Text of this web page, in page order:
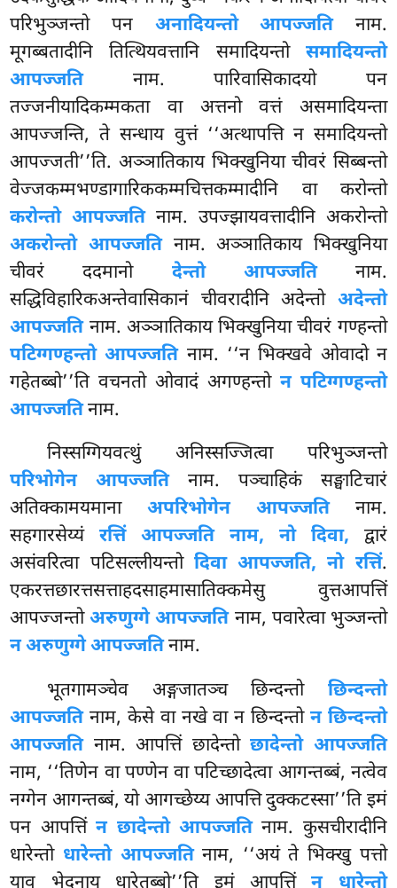
परिभुञ्जन्तो पन अनादियन्तो आपज्जतिनाम.
मूगब्बतादीनि तित्थियवत्तानि समादियन्तो समादियन्तो
आपज्जतिनाम. पारिवासिकादयो पन
तज्जनीयादिकम्मकता वा अत्तनो वत्तं असमादियन्ता
आपज्जन्ति, ते सन्धाय वुत्तं ‘‘अत्थापत्ति न समादियन्तो
आपज्जती’’ति. अञ्ञातिकाय भिक्खुनिया चीवरं सिब्बन्तो
वेज्जकम्मभण्डागारिककम्मचित्तकम्मादीनि वा करोन्तो
करोन्तो आपज्जतिनाम. उपज्झायवत्तादीनि अकरोन्तो
अकरोन्तो आपज्जतिनाम. अञ्ञातिकाय भिक्खुनिया
चीवरं ददमानो देन्तो आपज्जतिनाम.
सद्धिविहारिकअन्तेवासिकानं चीवरादीनि अदेन्तो अदेन्तो
आपज्जतिनाम. अञ्ञातिकाय भिक्खुनिया चीवरं गण्हन्तो
पटिग्गण्हन्तो आपज्जतिनाम. ‘‘न भिक्खवे ओवादो न
गहेतब्बो’’ति वचनतो ओवादं अगण्हन्तो न पटिग्गण्हन्तो
आपज्जतिनाम.
निस्सग्गियवत्थुं अनिस्सज्जित्वा परिभुञ्जन्तो
परिभोगेन आपज्जतिनाम. पञ्चाहिकं सङ्घाटिचारं
अतिक्कामयमानाअपरिभोगेन आपज्जतिनाम.
सहगारसेय्यंरत्तिं आपज्जति नाम, नो दिवा, द्वारं
असंवरित्वा पटिसल्लीयन्तो दिवा आपज्जति, नो रत्तिं.
एकरत्तछारत्तसत्ताहदसाहमासातिक्कमेसु वुत्तआपत्तिं
आपज्जन्तोअरुणुग्गे आपज्जतिनाम, पवारेत्वा भुञ्जन्तो
न अरुणुग्गे आपज्जतिनाम.
भूतगामञ्चेव अङ्गजातञ्च छिन्दन्तो छिन्दन्तो
आपज्जतिनाम, केसे वा नखे वा न छिन्दन्तो न छिन्दन्तो
आपज्जतिनाम. आपत्तिं छादेन्तोछादेन्तो आपज्जति
नाम, ‘‘तिणेन वा पण्णेन वा पटिच्छादेत्वा आगन्तब्बं, नत्वेव
नग्गेन आगन्तब्बं, यो आगच्छेय्य आपत्ति दुक्कटस्सा’’ति इमं
पन आपत्तिंन छादेन्तो आपज्जतिनाम. कुसचीरादीनि
धारेन्तो धारेन्तो आपज्जतिनाम, ‘‘अयं ते भिक्खु पत्तो